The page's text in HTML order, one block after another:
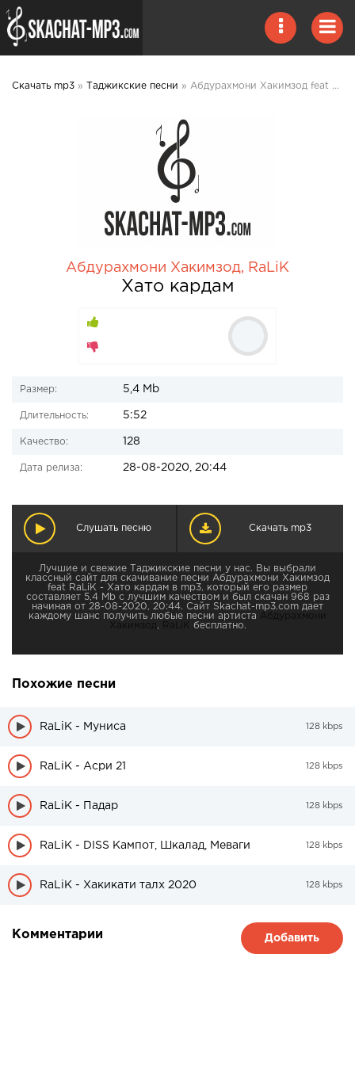
Скачать mp3 » Таджикские песни » Абдурахмони Хакимзод feat RaLiK - Хато кардам mp3 скачать
Абдурахмони Хакимзод, RaLiK
Хато кардам
Размер: 5,4 Mb
Длительность: 5:52
Качество: 128
Дата релиза: 28-08-2020, 20:44
Слушать песню Скачать mp3
Лучшие и свежие Таджикские песни у нас. Вы выбрали
классный сайт для скачивание песни Абдурахмони Хакимзод
feat RaLiK - Хато кардам в mp3, который его размер
составляет 5,4 Mb с лучшим качеством и был скачан 968 раз
начиная от 28-08-2020, 20:44. Сайт Skachat-mp3.com дает
каждому шанс получить любые песни артиста
Абдурахмони
Хакимзод
RaLiK бесплатно.
Похожие песни
RaLiK - Муниса 128 kbps
RaLiK - Асри 21 128 kbps
RaLiK - Падар 128 kbps
RaLiK - DISS Кампот, Шкалад, Меваги 128 kbps
RaLiK - Хакикати талх 2020 128 kbps
Комментарии Добавить